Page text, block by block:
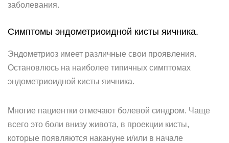
заболевания.
Симптомы эндометриоидной кисты яичника.
Эндометриоз имеет различные свои проявления.
Остановлюсь на наиболее типичных симптомах
эндометриоидной кисты яичника.
Многие пациентки отмечают болевой синдром. Чаще
всего это боли внизу живота, в проекции кисты,
которые появляются накануне и/или в начале